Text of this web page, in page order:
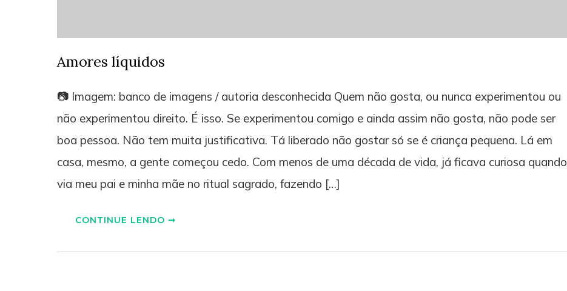
Amores líquidos
📷 Imagem: banco de imagens / autoria desconhecida Quem não gosta, ou nunca experimentou ou
não experimentou direito. É isso. Se experimentou comigo e ainda assim não gosta, não pode ser
boa pessoa. Não tem muita justificativa. Tá liberado não gostar só se é criança pequena. Lá em
casa, mesmo, a gente começou cedo. Com menos de uma década de vida, já ficava curiosa quando
via meu pai e minha mãe no ritual sagrado, fazendo […]
CONTINUE LENDO ➞